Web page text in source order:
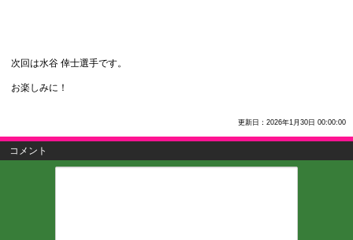
次回は水谷 倖士選手です。
お楽しみに！
更新日：2026年1月30日 00:00:00
コメント